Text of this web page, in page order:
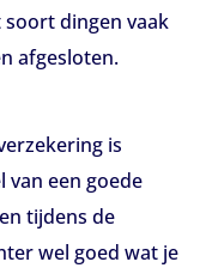
dingen vaak
afgesloten.
is
een goede
tijdens de
wel goed wat je